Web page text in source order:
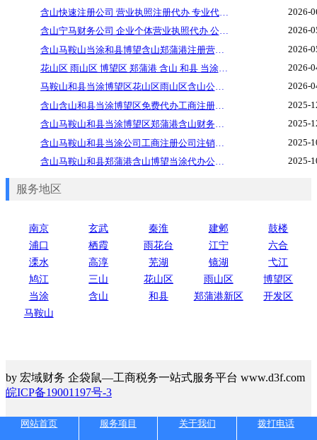
含山快速注册公司 营业执照注册代办 专业代理记账 各类资质许可证代办工商年检代办 公司转让变更注销
2026-
含山宁马财务公司 企业个体营业执照代办 公司注销代办，税务注销代办，财务公司代办 园区地址挂靠
2026-
含山马鞍山当涂和县博望含山郑蒲港注册营业执公司代理记账进出口权证代办 出口退税 进出口全程操作代办
2026-
花山区 雨山区 博望区 郑蒲港 含山 和县 当涂个体公司营业执照注册代办工商代办、代理记账、企业年检、注册地址、验资评估
2026-
马鞍山和县当涂博望区花山区雨山区含山公司注册 提供地址 个体工商执照核定 资质代办 减资
2026-
含山含山和县当涂博望区免费代办工商注册公司个体户合伙注册免费提供地址税收咨询
2025-
含山马鞍山和县当涂博望区郑蒲港含山财务公司代账，个体公司营业执照注册代办，注册地址挂靠
2025-
2025-
含山马鞍山和县郑蒲港含山博望当涂代办公司个体营业执照 代帐 开对公账号
2025-
服务地区
南京 玄武 秦淮 建邺
鼓楼
浦口
栖霞 雨花台 江宁
六合
溧水
高淳 芜湖 镜湖
弋江
鸠江
三山 花山区 雨山区
博望区
当涂
含山 和县 郑蒲港新区
开发区
马鞍山
by 宏域财务 企袋鼠—工商税务一站式服务平台 www.d3f.com
皖ICP备19001197号-3
网站首页 服务项目 关于我们 拨打电话